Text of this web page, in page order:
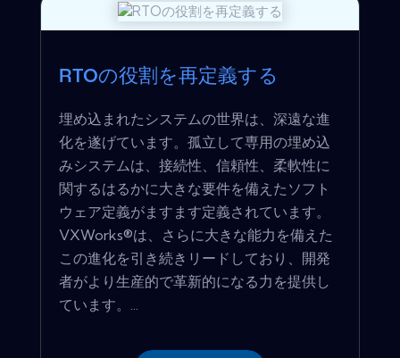
RTOの役割を再定義する
埋め込まれたシステムの世界は、深遠な進
化を遂げています。孤立して専用の埋め込
みシステムは、接続性、信頼性、柔軟性に
関するはるかに大きな要件を備えたソフト
ウェア定義がますます定義されています。
VXWorks®は、さらに大きな能力を備えた
この進化を引き続きリードしており、開発
者がより生産的で革新的になる力を提供し
ています。...